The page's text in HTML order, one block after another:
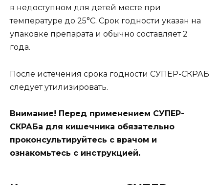
в недоступном для детей месте при
температуре до 25°C. Срок годности указан на
упаковке препарата и обычно составляет 2
года.
После истечения срока годности СУПЕР-СКРАБ
следует утилизировать.
Внимание! Перед применением СУПЕР-
СКРАБа для кишечника обязательно
проконсультируйтесь с врачом и
ознакомьтесь с инструкцией.